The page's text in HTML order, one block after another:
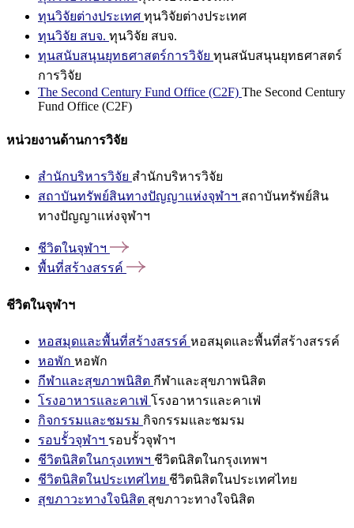
ทุนวิจัยต่างประเทศ ทุนวิจัยต่างประเทศ
ทุนวิจัย สบจ. ทุนวิจัย สบจ.
ทุนสนับสนุนยุทธศาสตร์การวิจัย ทุนสนับสนุนยุทธศาสตร์
การวิจัย
The Second Century Fund Office (C2F) The Second Century
Fund Office (C2F)
หน่วยงานด้านการวิจัย
สำนักบริหารวิจัย สำนักบริหารวิจัย
สถาบันทรัพย์สินทางปัญญาแห่งจุฬาฯ สถาบันทรัพย์สิน
ทางปัญญาแห่งจุฬาฯ
ชีวิตในจุฬาฯ
พื้นที่สร้างสรรค์
ชีวิตในจุฬาฯ
หอสมุดและพื้นที่สร้างสรรค์ หอสมุดและพื้นที่สร้างสรรค์
หอพัก หอพัก
กีฬาและสุขภาพนิสิต กีฬาและสุขภาพนิสิต
โรงอาหารและคาเฟ่ โรงอาหารและคาเฟ่
กิจกรรมและชมรม กิจกรรมและชมรม
รอบรั้วจุฬาฯ รอบรั้วจุฬาฯ
ชีวิตนิสิตในกรุงเทพฯ ชีวิตนิสิตในกรุงเทพฯ
ชีวิตนิสิตในประเทศไทย ชีวิตนิสิตในประเทศไทย
สุขภาวะทางใจนิสิต สุขภาวะทางใจนิสิต